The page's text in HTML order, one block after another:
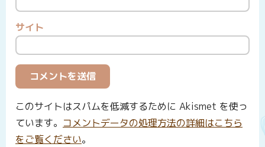
サイト
このサイトはスパムを低減するために Akismet を使っ
ています。 コメントデータの処理方法の詳細はこちら
をご覧ください。